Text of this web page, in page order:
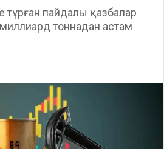
тұрған пайдалы қазбалар
тоннадан астам